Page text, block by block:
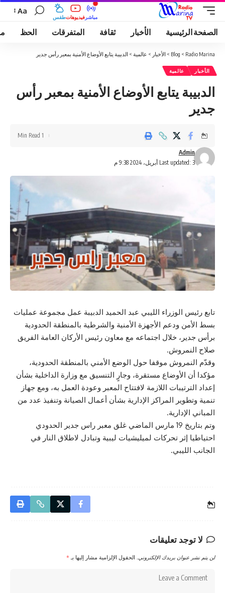
طقسفيديوهات مباشر
Aa
الصفحة الرئيسية الأخبار ثقافة المتفرقات الحظ
Radio Marina
>
Blog
> الأخبار > عالمية > الدبيبة يتابع الأوضاع الأمنية بمعبر رأس جدير
الأخبار عالمية
الدبيبة يتابع الأوضاع الأمنية بمعبر رأس
جدير
Last updated: 3 أبريل، 2024 9:38 م
Admin
1 Min Read
تابع رئيس الوزراء الليبي عبد الحميد الدبيبة عمل مجموعة عمليات
بسط الأمن ودعم الأجهزة الأمنية والشرطية بالمنطقة الحدودية
برأس جدير، خلال اجتماعه مع معاون رئيس الأركان العامة الفريق
صلاح النمروش.
وقدّم النمروش موقفا حول الوضع الأمني بالمنطقة الحدودية،
مؤكدا أن الأوضاع مستقرة، وجارٍ التنسيق مع وزارة الداخلية بشأن
إعداد الترتيبات اللازمة لافتتاح المعبر وعودة العمل به، ومع جهاز
تنمية وتطوير المراكز الإدارية بشأن أعمال الصيانة وتنفيذ عدد من
المباني الإدارية.
وتم بتاريخ 19 مارس الماضي غلق معبر راس جدير الحدودي
احتياطيا إثر تحركات لميليشيات ليبية وتبادل لاطلاق النار في
الجانب الليبي.
لا توجد تعليقات
لن يتم نشر عنوان بريدك الإلكتروني. الحقول الإلزامية مشار إليها بـ *